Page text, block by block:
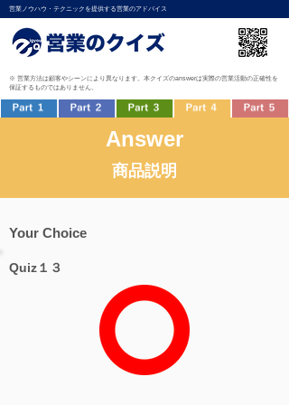
営業ノウハウ・テクニックを提供する営業のアドバイス
※ 営業方法は顧客やシーンにより異なります。本クイズのanswerは実際の営業活動の正確性を
保証するものではありません。
Answer
商品説明
Your Choice
Quiz１３